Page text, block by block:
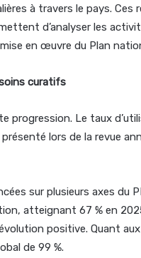
à travers le pays. Ces
d’analyser les
en œuvre du Plan
curatifs
progression. Le taux
lors de la revue
sur plusieurs axes du
atteignant 67 % en
positive. Quant
de 99 %.